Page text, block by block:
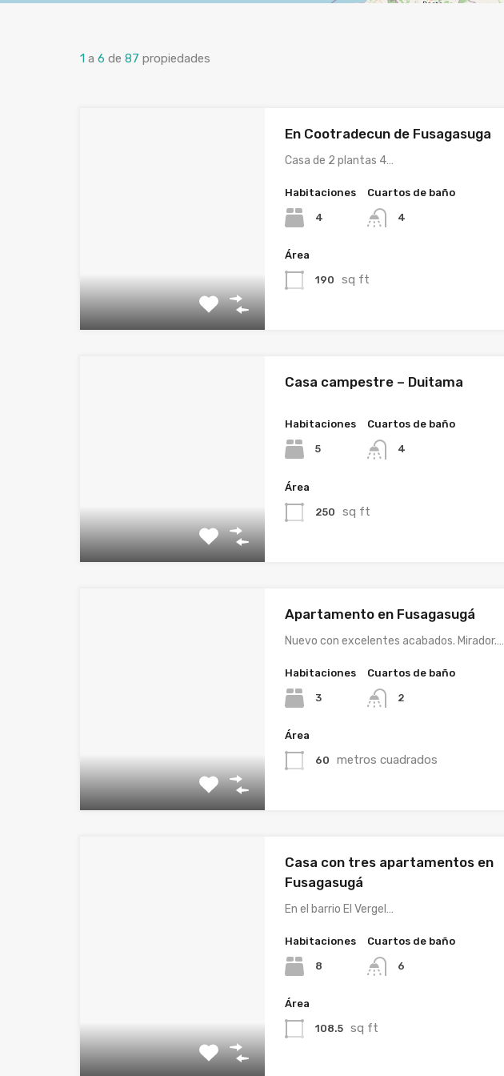
1 a 6 de 87 propiedades
En Cootradecun de Fusagasuga
Casa de 2 plantas 4…
Habitaciones
4
Cuartos de baño
4
Área
190 sq ft
Casa campestre – Duitama
Habitaciones
5
Cuartos de baño
4
Área
250 sq ft
Apartamento en Fusagasugá
Nuevo con excelentes acabados. Mirador.…
Habitaciones
3
Cuartos de baño
2
Área
60 metros cuadrados
Casa con tres apartamentos en
Fusagasugá
En el barrio El Vergel…
Habitaciones
8
Cuartos de baño
6
Área
108.5 sq ft